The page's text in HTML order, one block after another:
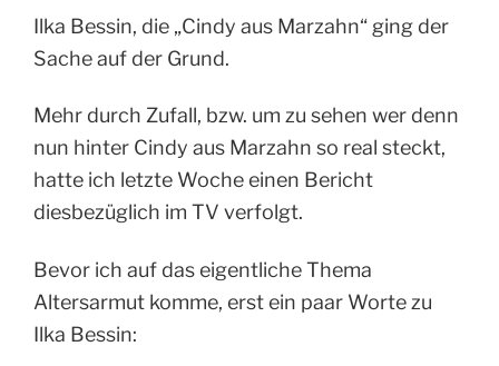
Ilka Bessin, die „Cindy aus Marzahn“ ging der
Sache auf der Grund.
Mehr durch Zufall, bzw. um zu sehen wer denn
nun hinter Cindy aus Marzahn so real steckt,
hatte ich letzte Woche einen Bericht
diesbezüglich im TV verfolgt.
Bevor ich auf das eigentliche Thema
Altersarmut komme, erst ein paar Worte zu
Ilka Bessin: